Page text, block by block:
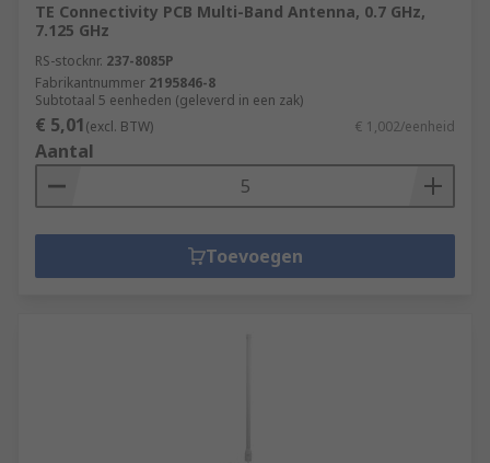
TE Connectivity PCB Multi-Band Antenna, 0.7 GHz,
7.125 GHz
RS-stocknr. 237-8085P
Fabrikantnummer 2195846-8
Subtotaal 5 eenheden (geleverd in een zak)
€ 5,01(excl. BTW) € 1,002/eenheid
Aantal
Toevoegen